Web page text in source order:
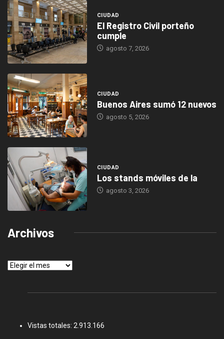
CIUDAD
El Registro Civil porteño
cumple
agosto 7, 2026
CIUDAD
Buenos Aires sumó 12 nuevos
agosto 5, 2026
CIUDAD
Los stands móviles de la
agosto 3, 2026
Archivos
Archivos
Vistas totales: 2.913.166